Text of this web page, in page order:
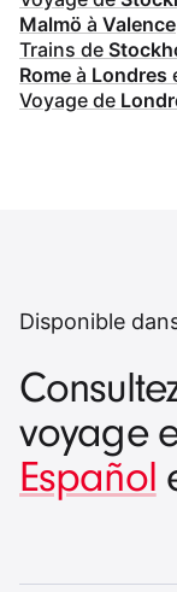
Malmö à Valence
Trains de
Rome à Londres
Voyage de
Disponible
voyage
Español